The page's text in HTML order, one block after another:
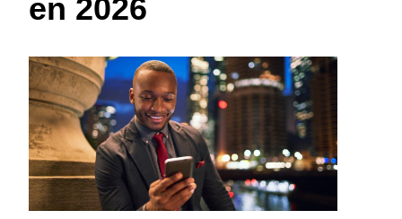
Sweden (English)
Denmark (English)
Finland (English)
Belgium (English)
Singapore (English)
en 2026